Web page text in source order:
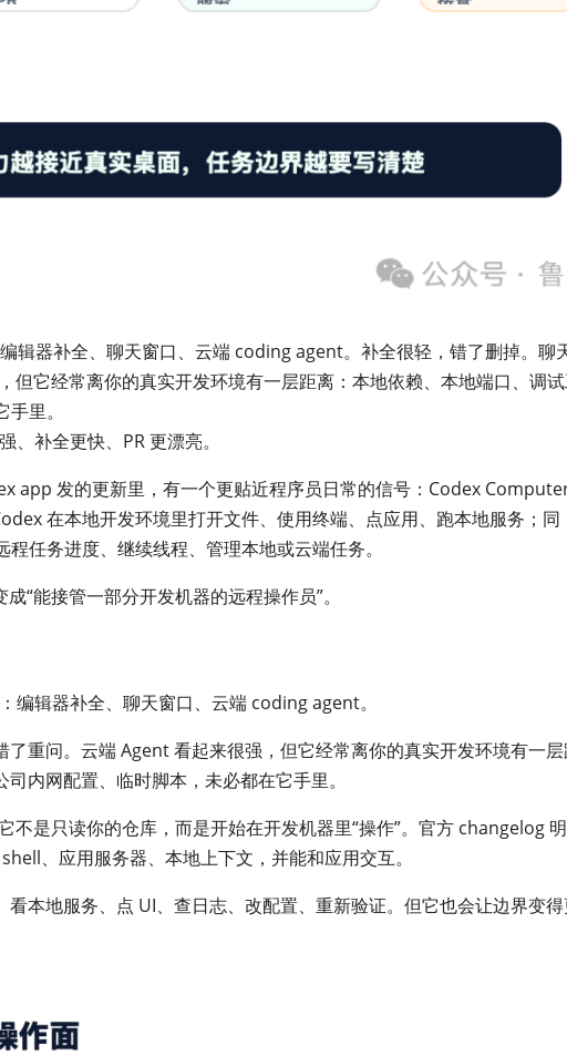
辑器补全、聊天窗口、云端 coding agent。补全很轻，错了删掉。聊
但它经常离你的真实开发环境有一层距离：本地依赖、本地端口、调
里。
补全更快、PR 更漂亮。
app 发的更新里，有一个更贴近程序员日常的信号：Codex
在本地开发环境里打开文件、使用终端、点应用、跑本地服务；同
任务进度、继续线程、管理本地或云端任务。
“能接管一部分开发机器的远程操作员”。
编辑器补全、聊天窗口、云端 coding agent。
重问。云端 Agent 看起来很强，但它经常离你的真实开发环境有一层
内网配置、临时脚本，未必都在它手里。
是只读你的仓库，而是开始在开发机器里“操作”。官方 changelog
、应用服务器、本地上下文，并能和应用交互。
本地服务、点 UI、查日志、改配置、重新验证。但它也会让边界变得